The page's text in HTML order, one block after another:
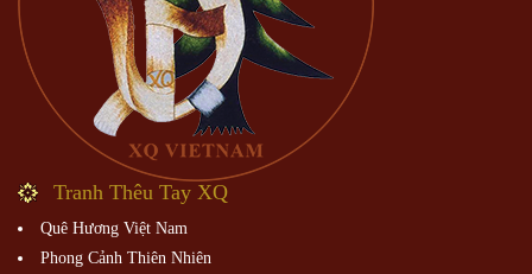
Tranh Thêu Tay XQ
Quê Hương Việt Nam
Phong Cảnh Thiên Nhiên